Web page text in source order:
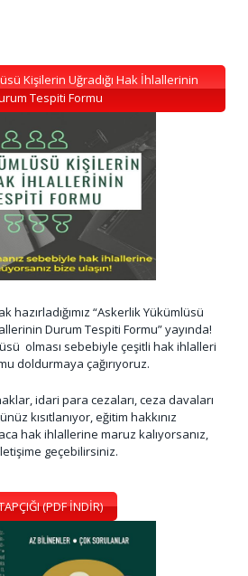
Kişilerin Uğradığı Hak İhlallerinin
Tespiti Formu
hazırladığımız “Askerlik Yükümlüsü
Durum Tespiti Formu” yayında!
olması sebebiyle çeşitli hak ihlalleri
doldurmaya çağırıyoruz.
idari para cezaları, ceza davaları
kısıtlanıyor, eğitim hakkınız
hak ihlallerine maruz kalıyorsanız,
geçebilirsiniz.
(PDF İNDİR)